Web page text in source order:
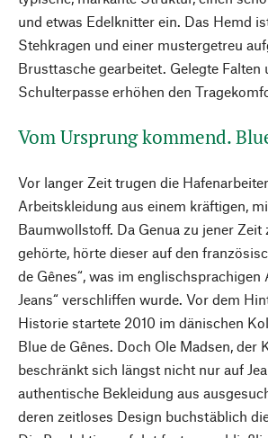
und etwas Edelknitter ein. Das Hemd
Stehkragen und einer mustergetreu
Brusttasche gearbeitet. Gelegte Falten
Schulterpasse erhöhen den
Vom Ursprung kommend.
Vor langer Zeit trugen die
Arbeitskleidung aus einem kräftigen,
Baumwollstoff. Da Genua zu jener Zeit
gehörte, hörte dieser auf den
de Gênes“, was im englischsprachigen
Jeans“ verschliffen wurde. Vor dem
Historie startete 2010 im dänischen
Blue de Gênes. Doch Ole Madsen, der
beschränkt sich längst nicht nur auf
authentische Bekleidung aus
deren zeitloses Design buchstäblich